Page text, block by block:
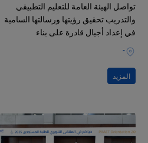
تواصل الهيئة العامة للتعليم التطبيقي
والتدريب تحقيق رؤيتها ورسالتها السامية
في إعداد أجيال قادرة على بناء
المستقبل، إيماناً منها بأن نجاح الطالب
يبدأ منذ لحظة اختياره لتخصصه الأكاديمي
وحتى يوم تخرجه
-
المزيد